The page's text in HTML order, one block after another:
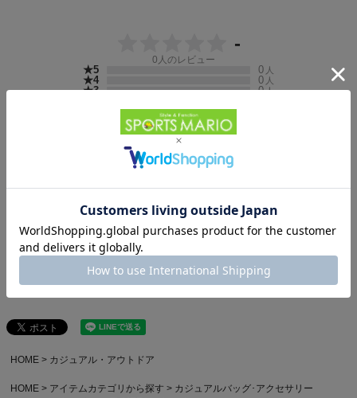
-
0 人のレビュー
★5 0 人
★4 0 人
★3 0人
新しい順
まだレビューは投稿されていません
HOME カジュアル・アウトドア
HOME アイテムカテゴリから探す
カジュアルバッグ･アクセサリー